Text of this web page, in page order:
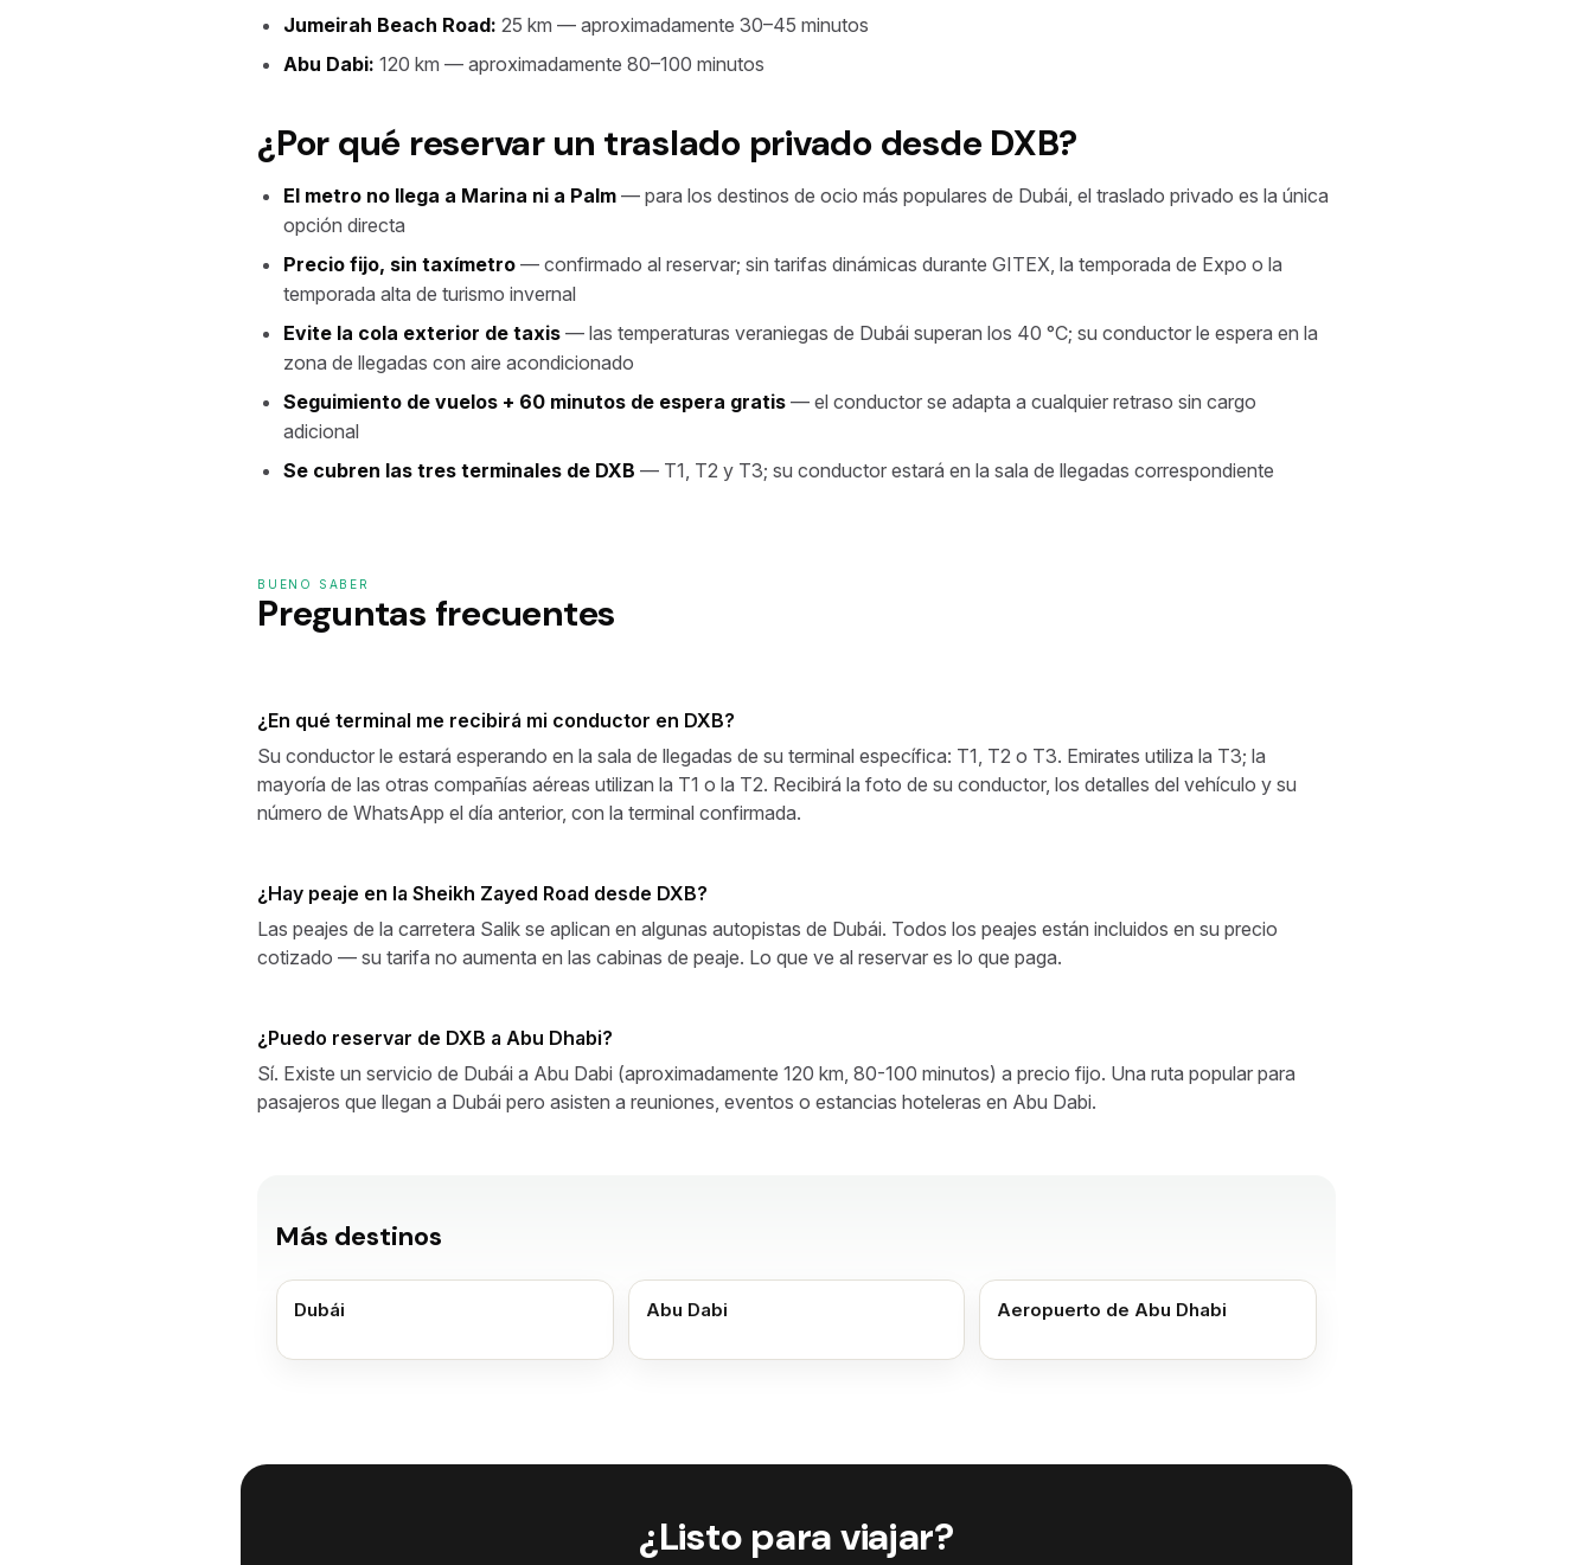
Jumeirah Beach Road: 25 km — aproximadamente 30–45 minutos
Abu Dabi: 120 km — aproximadamente 80–100 minutos
¿Por qué reservar un traslado privado desde DXB?
El metro no llega a Marina ni a Palm — para los destinos de ocio más populares de Dubái, el traslado privado es la única
opción directa
Precio fijo, sin taxímetro — confirmado al reservar; sin tarifas dinámicas durante GITEX, la temporada de Expo o la
temporada alta de turismo invernal
Evite la cola exterior de taxis — las temperaturas veraniegas de Dubái superan los 40 °C; su conductor le espera en la
zona de llegadas con aire acondicionado
Seguimiento de vuelos + 60 minutos de espera gratis — el conductor se adapta a cualquier retraso sin cargo
adicional
Se cubren las tres terminales de DXB — T1, T2 y T3; su conductor estará en la sala de llegadas correspondiente
BUENO SABER
Preguntas frecuentes
¿En qué terminal me recibirá mi conductor en DXB?
Su conductor le estará esperando en la sala de llegadas de su terminal específica: T1, T2 o T3. Emirates utiliza la T3; la
mayoría de las otras compañías aéreas utilizan la T1 o la T2. Recibirá la foto de su conductor, los detalles del vehículo y su
número de WhatsApp el día anterior, con la terminal confirmada.
¿Hay peaje en la Sheikh Zayed Road desde DXB?
Las peajes de la carretera Salik se aplican en algunas autopistas de Dubái. Todos los peajes están incluidos en su precio
cotizado — su tarifa no aumenta en las cabinas de peaje. Lo que ve al reservar es lo que paga.
¿Puedo reservar de DXB a Abu Dhabi?
Sí. Existe un servicio de Dubái a Abu Dabi (aproximadamente 120 km, 80-100 minutos) a precio fijo. Una ruta popular para
pasajeros que llegan a Dubái pero asisten a reuniones, eventos o estancias hoteleras en Abu Dabi.
Más destinos
Dubái Abu Dabi Aeropuerto de Abu Dhabi
¿Listo para viajar?